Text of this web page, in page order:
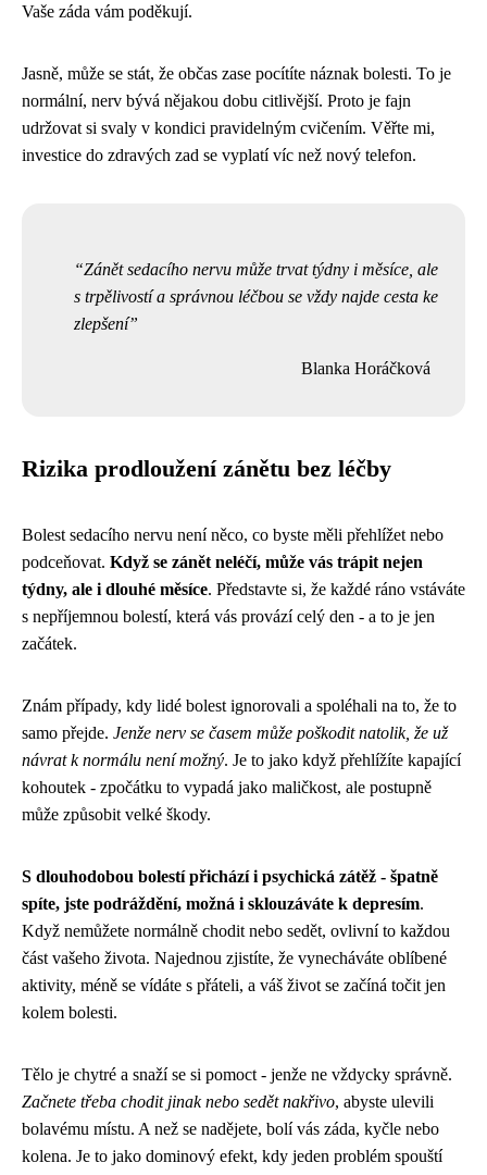
Vaše záda vám poděkují.
Jasně, může se stát, že občas zase pocítíte náznak bolesti. To je
normální, nerv bývá nějakou dobu citlivější. Proto je fajn
udržovat si svaly v kondici pravidelným cvičením. Věřte mi,
investice do zdravých zad se vyplatí víc než nový telefon.
Zánět sedacího nervu může trvat týdny i měsíce, ale
s trpělivostí a správnou léčbou se vždy najde cesta ke
zlepšení
Blanka Horáčková
Rizika prodloužení zánětu bez léčby
Bolest sedacího nervu není něco, co byste měli přehlížet nebo
podceňovat. Když se zánět neléčí, může vás trápit nejen
týdny, ale i dlouhé měsíce. Představte si, že každé ráno vstáváte
s nepříjemnou bolestí, která vás provází celý den - a to je jen
začátek.
Znám případy, kdy lidé bolest ignorovali a spoléhali na to, že to
samo přejde. Jenže nerv se časem může poškodit natolik, že už
návrat k normálu není možný. Je to jako když přehlížíte kapající
kohoutek - zpočátku to vypadá jako maličkost, ale postupně
může způsobit velké škody.
S dlouhodobou bolestí přichází i psychická zátěž - špatně
spíte, jste podráždění, možná i sklouzáváte k depresím.
Když nemůžete normálně chodit nebo sedět, ovlivní to každou
část vašeho života. Najednou zjistíte, že vynecháváte oblíbené
aktivity, méně se vídáte s přáteli, a váš život se začíná točit jen
kolem bolesti.
Tělo je chytré a snaží se si pomoct - jenže ne vždycky správně.
Začnete třeba chodit jinak nebo sedět nakřivo, abyste ulevili
bolavému místu. A než se nadějete, bolí vás záda, kyčle nebo
kolena. Je to jako dominový efekt, kdy jeden problém spouští